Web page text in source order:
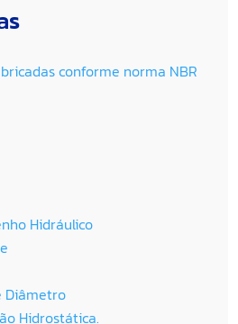
conforme norma NBR
Hidráulico
Diâmetro
Hidrostática.